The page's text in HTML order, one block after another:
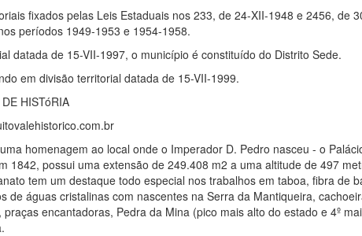
fixados pelas Leis Estaduais nos 233, de 24-XII-1948 e 2456, de
períodos 1949-1953 e 1954-1958.
datada de 15-VII-1997, o município é constituído do Distrito Sede.
em divisão territorial datada de 15-VII-1999.
HISTóRIA
homenagem ao local onde o Imperador D. Pedro nasceu - o
1842, possui uma extensão de 249.408 m2 a uma altitude de 497
tem um destaque todo especial nos trabalhos em taboa, fibra de
de águas cristalinas com nascentes na Serra da Mantiqueira,
praças encantadoras, Pedra da Mina (pico mais alto do estado e 4º